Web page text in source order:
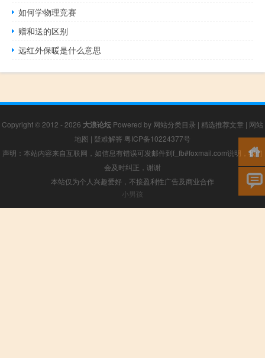
如何学物理竞赛
赠和送的区别
远红外保暖是什么意思
Copyright © 2012 - 2026 大浪论坛 Powered by 网站分类目录 | 精选推荐文章 | 网站
地图 | 疑难解答 粤ICP备10224377号
声明：本站内容来自互联网，如信息有错误可发邮件到f_fb#foxmail.com说明，我们
会及时纠正，谢谢
本站仅为个人兴趣爱好，不接盈利性广告及商业合作
小男孩